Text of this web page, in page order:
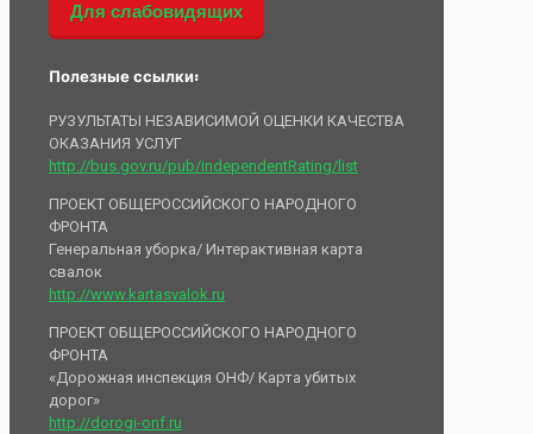
Для слабовидящих
Полезные ссылки:
РУЗУЛЬТАТЫ НЕЗАВИСИМОЙ ОЦЕНКИ КАЧЕСТВА
ОКАЗАНИЯ УСЛУГ
http://bus.gov.ru/pub/independentRating/list
ПРОЕКТ ОБЩЕРОССИЙСКОГО НАРОДНОГО
ФРОНТА
Генеральная уборка/ Интерактивная карта
свалок
http://www.kartasvalok.ru
ПРОЕКТ ОБЩЕРОССИЙСКОГО НАРОДНОГО
ФРОНТА
«Дорожная инспекция ОНФ/ Карта убитых
дорог»
http://dorogi-onf.ru